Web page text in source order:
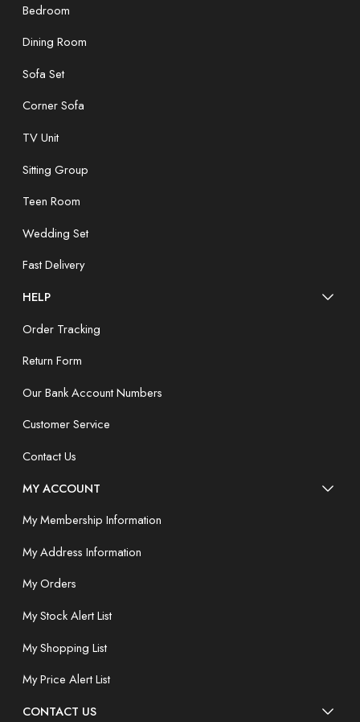
Bedroom
Dining Room
Sofa Set
Corner Sofa
TV Unit
Sitting Group
Teen Room
Wedding Set
Fast Delivery
HELP
Order Tracking
Return Form
Our Bank Account Numbers
Customer Service
Contact Us
MY ACCOUNT
My Membership Information
My Address Information
My Orders
My Stock Alert List
My Shopping List
My Price Alert List
CONTACT US